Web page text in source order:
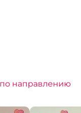
направлению